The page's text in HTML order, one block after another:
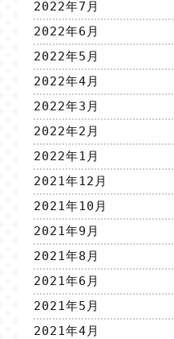
2022年7月
2022年6月
2022年5月
2022年4月
2022年3月
2022年2月
2022年1月
2021年12月
2021年10月
2021年9月
2021年8月
2021年6月
2021年5月
2021年4月